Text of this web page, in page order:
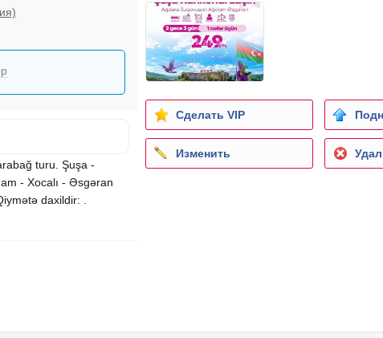
turu. Şuşa -
- Xocalı - Əsgəran
daxildir: .
Сделать VIP
Изменить